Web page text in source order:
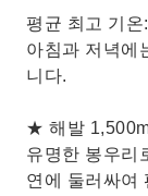
평균 최고 기온
아침과 저녁에
니다.
★ 해발
유명한 봉우리
연에 둘러싸여